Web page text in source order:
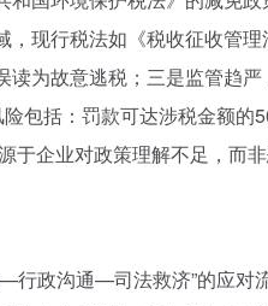
现行税法如《税收征收管
为故意逃税；三是监管趋
包括：罚款可达涉税金额
企业对政策理解不足，而非
政沟通—司法救济”的应对